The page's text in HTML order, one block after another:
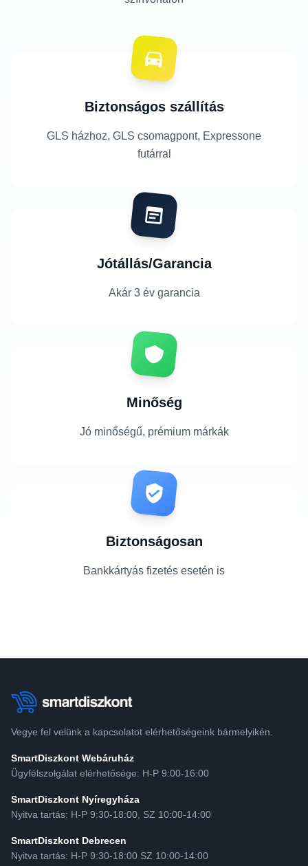
Biztonságos szállítás
GLS házhoz, GLS csomagpont, Expressone
futárral
Jótállás/Garancia
Akár 3 év garancia
Minőség
Jó minőségű, prémium márkák
Biztonságosan
Bankkártyás fizetés esetén is
Vegye fel velünk a kapcsolatot elérhetőségeink bármelyikén.
SmartDiszkont Webáruház
Ügyfélszolgálat elérhetősége: H-P 9:00-16:00
SmartDiszkont Nyíregyháza
Nyitva tartás: H-P 9:30-18:00, SZ 10:00-14:00
SmartDiszkont Debrecen
Nyitva tartás: H-P 9:30-18:00 SZ 10:00-14:00